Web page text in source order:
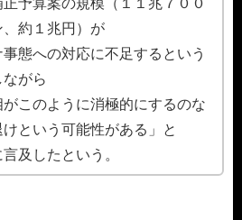
、約１兆円）が
態への対応に不足するという
がら
がこのように消極的にするのな
けという可能性がある」と
及したという。